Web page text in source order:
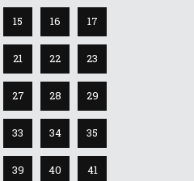
15 16 17
21 22 23
27 28 29
33 34 35
39 40 41